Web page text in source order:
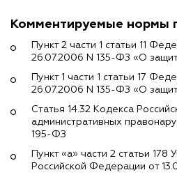
Комментируемые нормы
Пункт 2 части 1 статьи 11
26.07.2006 N 135-ФЗ «О
Пункт 1 части 1 статьи 17
26.07.2006 N 135-ФЗ «О
Статья 14.32 Кодекса
административных
195-ФЗ
Пункт «а» части 2 статьи 178
Российской Федерации от